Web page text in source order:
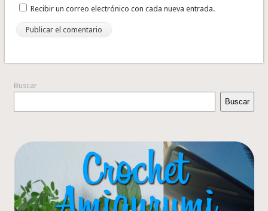
Recibir un correo electrónico con cada nueva entrada.
Buscar
Buscar